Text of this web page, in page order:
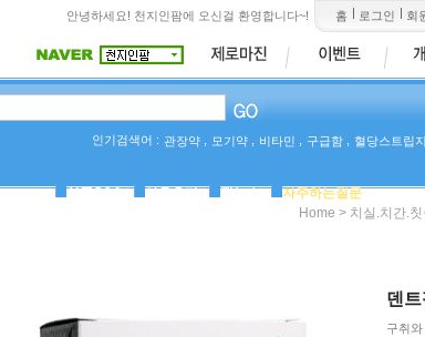
안녕하세요! 천지인팜에 오신걸 환영합니다~! 홈 로그인 회
인기검색어 : 관장약 모기약 비타민 구급함 혈당스트립지
상품Q&A 사용후기 팜뉴스
자주하는질문
Home > 치실.치간.
덴
구취